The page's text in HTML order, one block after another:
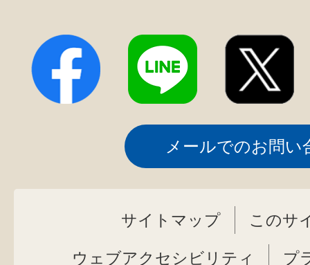
メールでのお問い
サイトマップ このサ
ウェブアクセシビリティ プ